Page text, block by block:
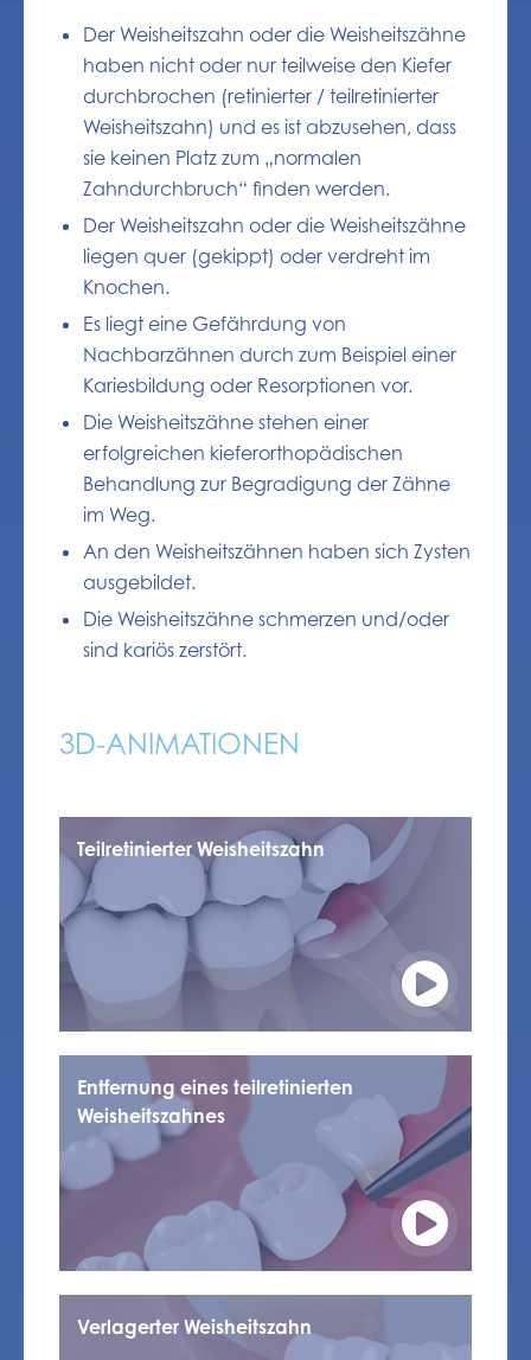
Der Weisheitszahn oder die Weisheitszähne
haben nicht oder nur teilweise den Kiefer
durchbrochen (retinierter / teilretinierter
Weisheitszahn) und es ist abzusehen, dass
sie keinen Platz zum „normalen
Zahndurchbruch“ finden werden.
Der Weisheitszahn oder die Weisheitszähne
liegen quer (gekippt) oder verdreht im
Knochen.
Es liegt eine Gefährdung von
Nachbarzähnen durch zum Beispiel einer
Kariesbildung oder Resorptionen vor.
Die Weisheitszähne stehen einer
erfolgreichen kieferorthopädischen
Behandlung zur Begradigung der Zähne
im Weg.
An den Weisheitszähnen haben sich Zysten
ausgebildet.
Die Weisheitszähne schmerzen und/oder
sind kariös zerstört.
3D-ANIMATIONEN
Teilretinierter Weisheitszahn
Entfernung eines teilretinierten
Weisheitszahnes
Verlagerter Weisheitszahn